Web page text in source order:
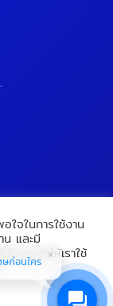
ใจในการใช้งาน
น และมี
อนุญาตให้เราใช้
Reserved.
11/09566
ษก่อนใคร